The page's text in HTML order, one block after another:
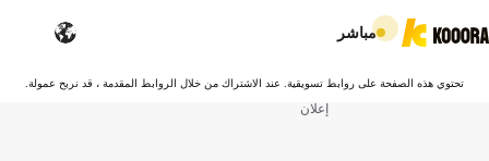
مباشر
تحتوي هذه الصفحة على روابط تسويقية. عند الاشتراك من خلال الروابط المقدمة ، قد نربح عمولة.
إعلان